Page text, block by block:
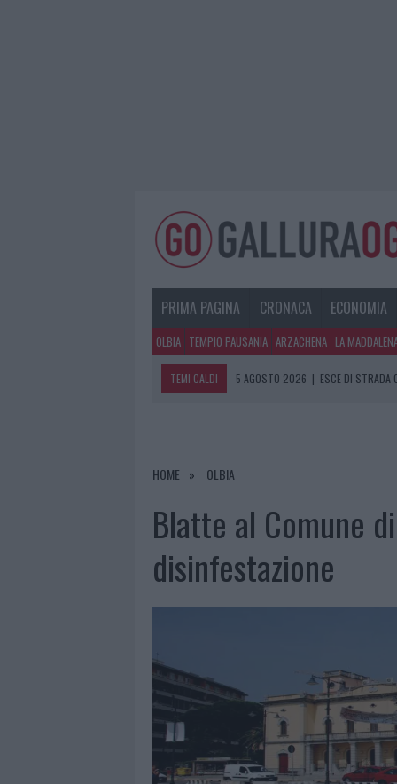
PRIMA PAGINA CRONACA ECONOMIA
OLBIA TEMPIO PAUSANIA ARZACHENA LA
TEMI CALDI 5 AGOSTO 2026 | ESCE DI STRADA
DELLE PRATICHE
5 AGOSTO 2026 | LA MADDALENA, FESTA PER I 30
HOME OLBIA
Blatte al Comune
disinfestazione